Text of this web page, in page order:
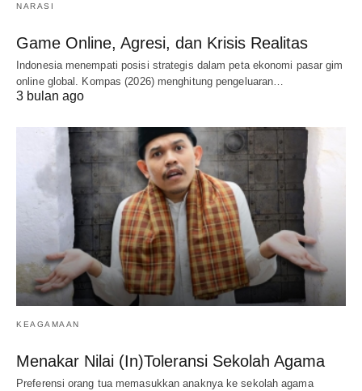
NARASI
Game Online, Agresi, dan Krisis Realitas
Indonesia menempati posisi strategis dalam peta ekonomi pasar gim
online global. Kompas (2026) menghitung pengeluaran…
3 bulan ago
KEAGAMAAN
Menakar Nilai (In)Toleransi Sekolah Agama
Preferensi orang tua memasukkan anaknya ke sekolah agama